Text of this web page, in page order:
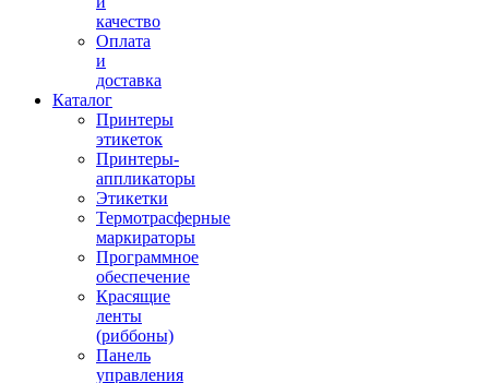
качество
Оплата
и
доставка
Каталог
Принтеры
этикеток
Принтеры-
аппликаторы
Этикетки
Термотрасферные
маркираторы
Программное
обеспечение
Красящие
ленты
(риббоны)
Панель
управления